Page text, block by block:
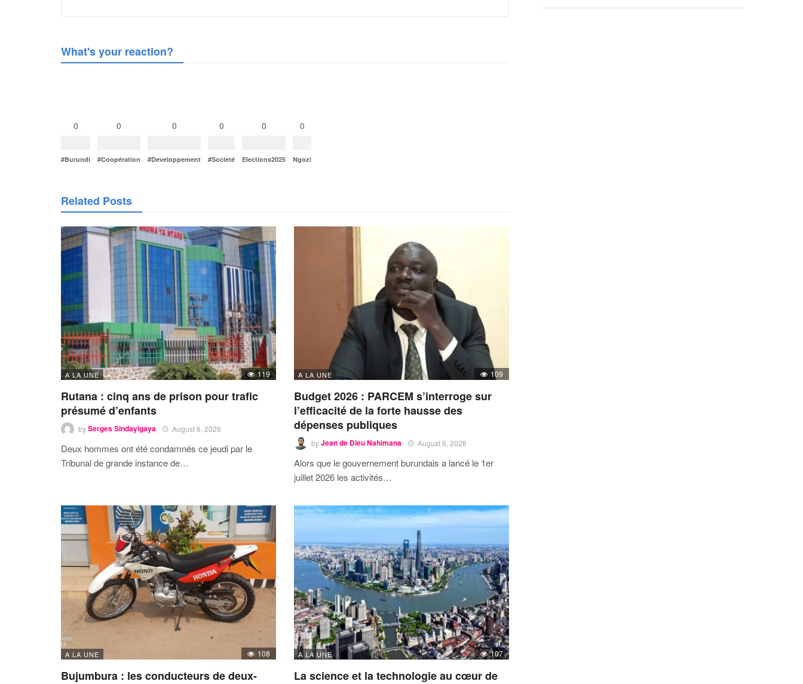
What's your reaction?
0
#Burundi
0
#Coopération
0
#Developpement
0
#Societé
0
Elections2025
0
Ngozi
Related Posts
A LA UNE 119
Rutana : cinq ans de prison pour trafic
présumé d’enfants
bySerges Sindayigaya August 6, 2026
Deux hommes ont été condamnés ce jeudi par le
Tribunal de grande instance de…
A LA UNE 109
Budget 2026 : PARCEM s’interroge sur
l’efficacité de la forte hausse des
dépenses publiques
byJean de Dieu Nahimana August 6, 2026
Alors que le gouvernement burundais a lancé le 1er
juillet 2026 les activités…
A LA UNE 108
Bujumbura : les conducteurs de deux-
A LA UNE 107
La science et la technologie au cœur de